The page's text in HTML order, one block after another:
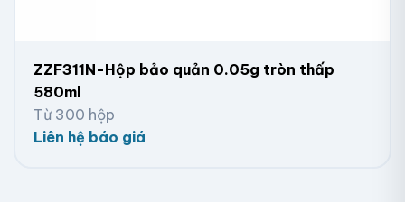
ZZF311N-Hộp bảo quản 0.05g tròn thấp
580ml
Từ 300 hộp
Liên hệ báo giá